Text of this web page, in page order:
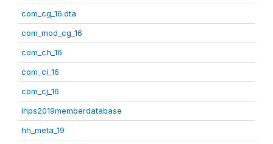
com_cg_16.dta
com_mod_cg_16
com_ch_16
com_ci_16
com_cj_16
ihps2019memberdatabase
hh_meta_19